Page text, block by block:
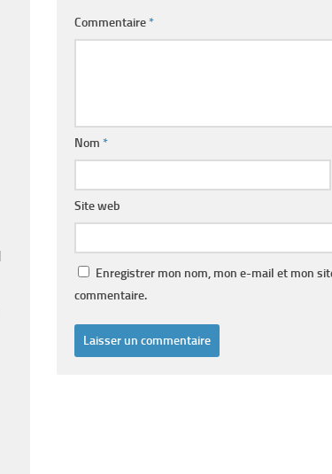
Commentaire*
Nom *
Site web
Enregistrer mon nom, mon e-mail et mon
commentaire.